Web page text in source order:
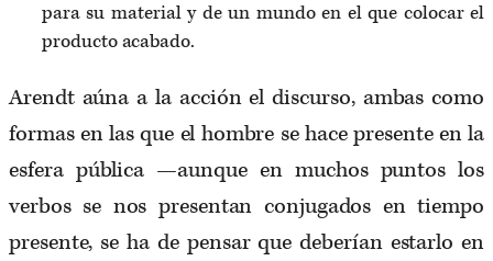
para su material y de un mundo en el que colocar el
producto acabado.
Arendt aúna a la acción el discurso, ambas como
formas en las que el hombre se hace presente en la
esfera pública —aunque en muchos puntos los
verbos se nos presentan conjugados en tiempo
presente, se ha de pensar que deberían estarlo en